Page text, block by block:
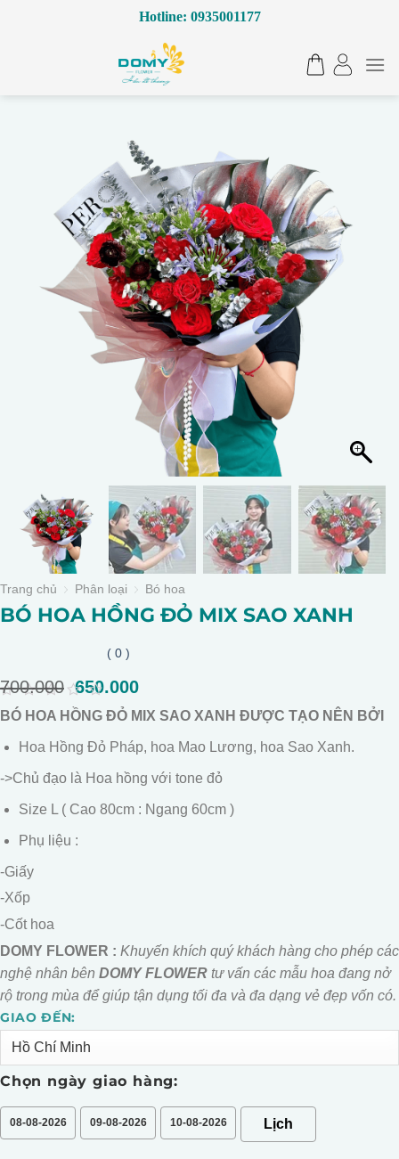
Hotline: 0935001177
Trang chủ Phân loại Bó hoa
BÓ HOA HỒNG ĐỎ MIX SAO XANH
0
out
5
( 0 )
700.000 Giá
gốc
là:
700.000.
650.000
hiện
tại
là:
650.000.
BÓ HOA HỒNG ĐỎ MIX SAO XANH ĐƯỢC TẠO NÊN BỞI
Hoa Hồng Đỏ Pháp, hoa Mao Lương, hoa Sao Xanh.
->Chủ đạo là Hoa hồng với tone đỏ
Size L ( Cao 80cm : Ngang 60cm )
Phụ liệu :
-Giấy
-Xốp
-Cốt hoa
DOMY FLOWER : Khuyến khích quý khách hàng cho phép các
nghệ nhân bên DOMY FLOWER tư vấn các mẫu hoa đang nở
rộ trong mùa để giúp tận dụng tối đa và đa dạng vẻ đẹp vốn có.
GIAO ĐẾN:
Chọn ngày giao hàng:
08-08-2026 09-08-2026 10-08-2026
Alternative: